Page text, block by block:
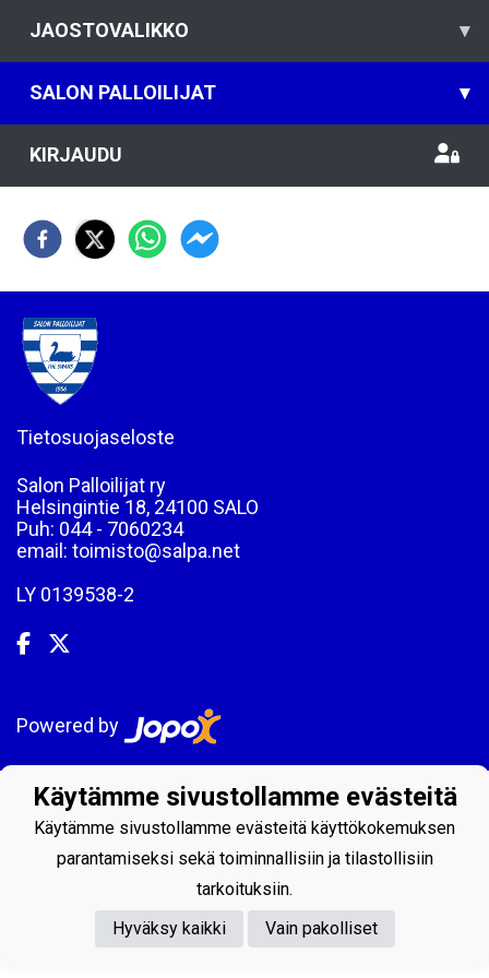
JAOSTOVALIKKO ▾
SALON PALLOILIJAT ▾
KIRJAUDU
Tietosuojaseloste
Salon Palloilijat ry
Helsingintie 18, 24100 SALO
Puh: 044 - 7060234
email: toimisto@salpa.net
LY 0139538-2
Powered by
Käytämme sivustollamme evästeitä
Käytämme sivustollamme evästeitä käyttökokemuksen
parantamiseksi sekä toiminnallisiin ja tilastollisiin
tarkoituksiin.
Hyväksy kaikki
Vain pakolliset